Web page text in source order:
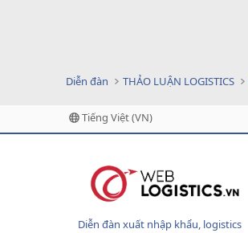
Diễn đàn THẢO LUẬN LOGISTICS
Tiếng Việt (VN)
Diễn đàn xuất nhập khẩu, logistics